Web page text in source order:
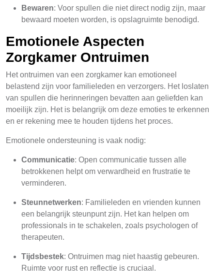
Bewaren: Voor spullen die niet direct nodig zijn, maar
bewaard moeten worden, is opslagruimte benodigd.
Emotionele Aspecten
Zorgkamer Ontruimen
Het ontruimen van een zorgkamer kan emotioneel
belastend zijn voor familieleden en verzorgers. Het loslaten
van spullen die herinneringen bevatten aan geliefden kan
moeilijk zijn. Het is belangrijk om deze emoties te erkennen
en er rekening mee te houden tijdens het proces.
Emotionele ondersteuning is vaak nodig:
Communicatie: Open communicatie tussen alle
betrokkenen helpt om verwardheid en frustratie te
verminderen.
Steunnetwerken: Familieleden en vrienden kunnen
een belangrijk steunpunt zijn. Het kan helpen om
professionals in te schakelen, zoals psychologen of
therapeuten.
Tijdsbestek: Ontruimen mag niet haastig gebeuren.
Ruimte voor rust en reflectie is cruciaal.